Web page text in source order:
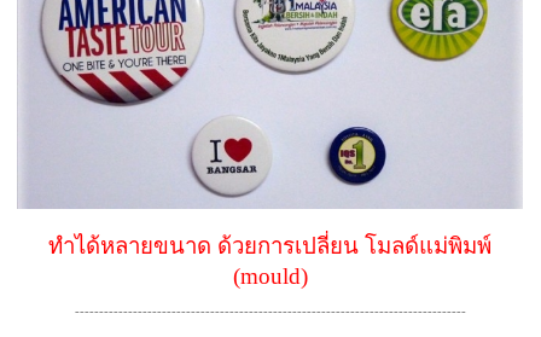
ทำได้หลายขนาด ด้วยการเปลี่ยน โมลด์แม่พิมพ์
(mould)
---------------------------------------------------------------------------------